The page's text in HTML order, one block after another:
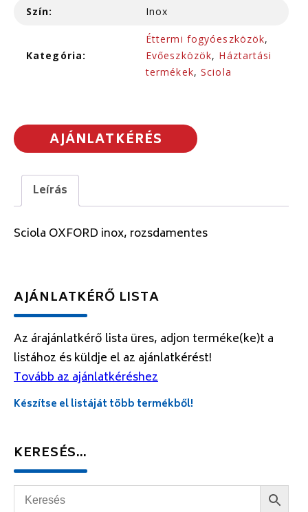
Szín: Inox
Kategória:
Éttermi fogyóeszközök,
Evőeszközök, Háztartási
termékek,Sciola
AJÁNLATKÉRÉS
Leírás
Sciola OXFORD inox, rozsdamentes
AJÁNLATKÉRŐ LISTA
Az árajánlatkérő lista üres, adjon terméke(ke)t a
listához és küldje el az ajánlatkérést!
Tovább az ajánlatkéréshez
Készítse el listáját több termékből!
KERESÉS…